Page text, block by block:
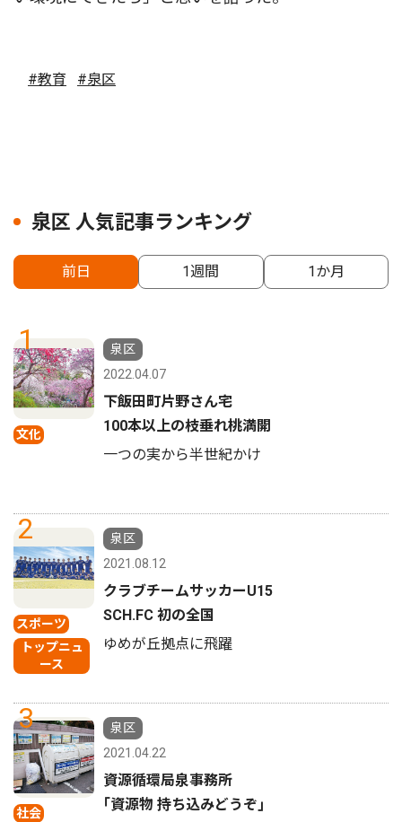
#教育 #泉区
泉区 人気記事ランキング
前日 1週間 1か月
1
文化
泉区
2022.04.07
下飯田町片野さん宅
100本以上の枝垂れ桃満開
一つの実から半世紀かけ
2
スポーツ
トップニュ
ース
泉区
2021.08.12
クラブチームサッカーU15
SCH.FC 初の全国
ゆめが丘拠点に飛躍
3
社会
泉区
2021.04.22
資源循環局泉事務所
｢資源物 持ち込みどうぞ｣